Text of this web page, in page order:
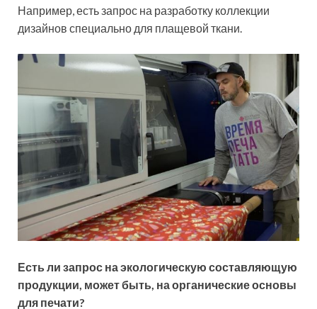
Например, есть запрос на разработку коллекции
дизайнов специально для плащевой ткани.
Есть ли запрос на экологическую составляющую
продукции, может быть, на органические основы
для печати?